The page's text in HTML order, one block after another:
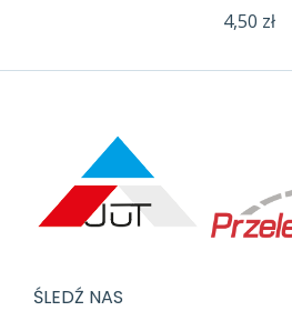
4,50 zł
ŚLEDŹ NAS